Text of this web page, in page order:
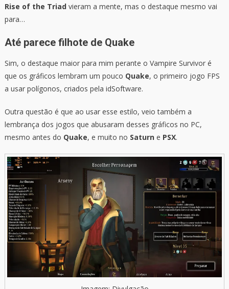
Rise of the Triadvieram a mente, mas o destaque mesmo vai
para…
Até parece filhote de Quake
Sim, o destaque maior para mim perante o Vampire Survivor é
que os gráficos lembram um pouco Quake, o primeiro jogo FPS
a usar polígonos, criados pela idSoftware.
Outra questão é que ao usar esse estilo, veio também a
lembrança dos jogos que abusaram desses gráficos no PC,
mesmo antes do Quake, e muito no Saturne PSX.